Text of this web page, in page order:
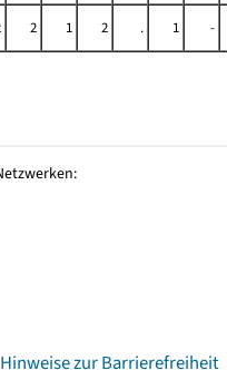
2 1 2 . 1 -
Hinweise zur Barrierefreiheit